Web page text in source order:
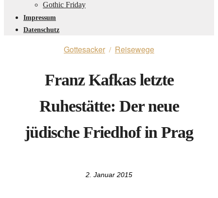
Gothic Friday
Impressum
Datenschutz
Gottesacker / Reisewege
Franz Kafkas letzte
Ruhestätte: Der neue
jüdische Friedhof in Prag
2. Januar 2015